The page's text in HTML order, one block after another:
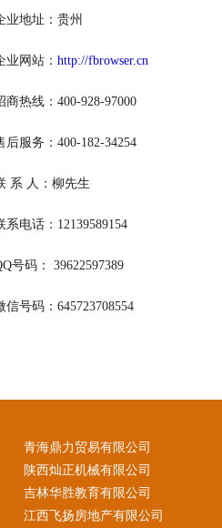
业地址：贵州
业网站： http://fbrowser.cn
商热线：400-928-97000
后服务：400-182-34254
系 人：柳先生
系电话：12139589154
号码： 39622597389
信号码：645723708554
青海鼎力贸易有限公司
陕西灿正机械有限公司
吉林华胜教育有限公司
江西飞扬房地产有限公司